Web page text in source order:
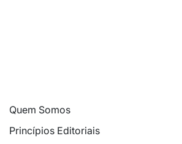
Quem Somos
Princípios Editoriais